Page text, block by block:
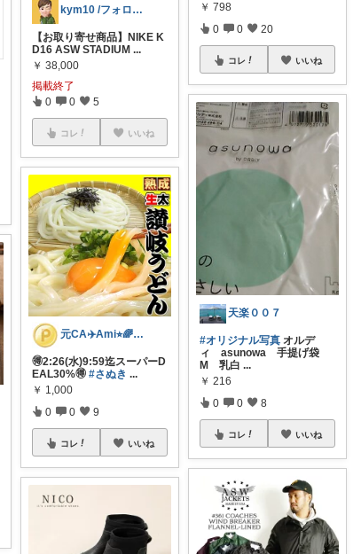
kym10 /フォロバ100%
【お取り寄せ商品】NIKE K
D16 ASW STADIUM...
￥ 38,000
掲載終了
0 0 5
コレ いいね
元CA✈️Ami⭐︎🌈フォロバします
🉐2:26(水)9:59迄スーパーD
EAL30%🉐#さぬき ...
￥ 1,000
0 0 9
コレ いいね
￥ 798
0 0 20
コレ いいね
天楽００７
#オリジナル写真 オルデ
ィ asunowa 手提げ袋
M 乳白 ...
￥ 216
0 0 8
コレ いいね